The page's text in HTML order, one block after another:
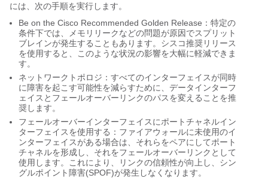
には、次の手順を実行します。
Be on the Cisco Recommended Golden Release：特定の
条件下では、メモリリークなどの問題が原因でスプリット
ブレインが発生することもあります。シスコ推奨リリース
を使用すると、このような状況の影響を大幅に軽減できま
す。
ネットワークトポロジ：すべてのインターフェイスが同時
に障害を起こす可能性を減らすために、データインターフ
ェイスとフェールオーバーリンクのパスを変えることを推
奨します。
フェールオーバーインターフェイスにポートチャネルイン
ターフェイスを使用する：ファイアウォールに未使用のイ
ンターフェイスがある場合は、それらをペアにしてポート
チャネルを形成し、それをフェールオーバーリンクとして
使用します。これにより、リンクの信頼性が向上し、シン
グルポイント障害(SPOF)が発生しなくなります。